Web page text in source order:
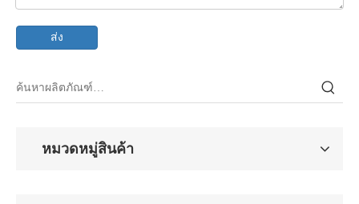
ส่ง
หมวดหมู่สินค้า